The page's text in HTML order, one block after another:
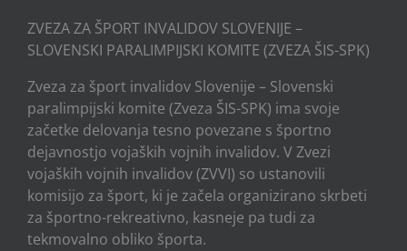
ZVEZA ZA ŠPORT INVALIDOV SLOVENIJE –
SLOVENSKI PARALIMPIJSKI KOMITE (ZVEZA ŠIS-SPK)
Zveza za šport invalidov Slovenije – Slovenski
paralimpijski komite (Zveza ŠIS-SPK) ima svoje
začetke delovanja tesno povezane s športno
dejavnostjo vojaških vojnih invalidov. V Zvezi
vojaških vojnih invalidov (ZVVI) so ustanovili
komisijo za šport, ki je začela organizirano skrbeti
za športno-rekreativno, kasneje pa tudi za
tekmovalno obliko športa.